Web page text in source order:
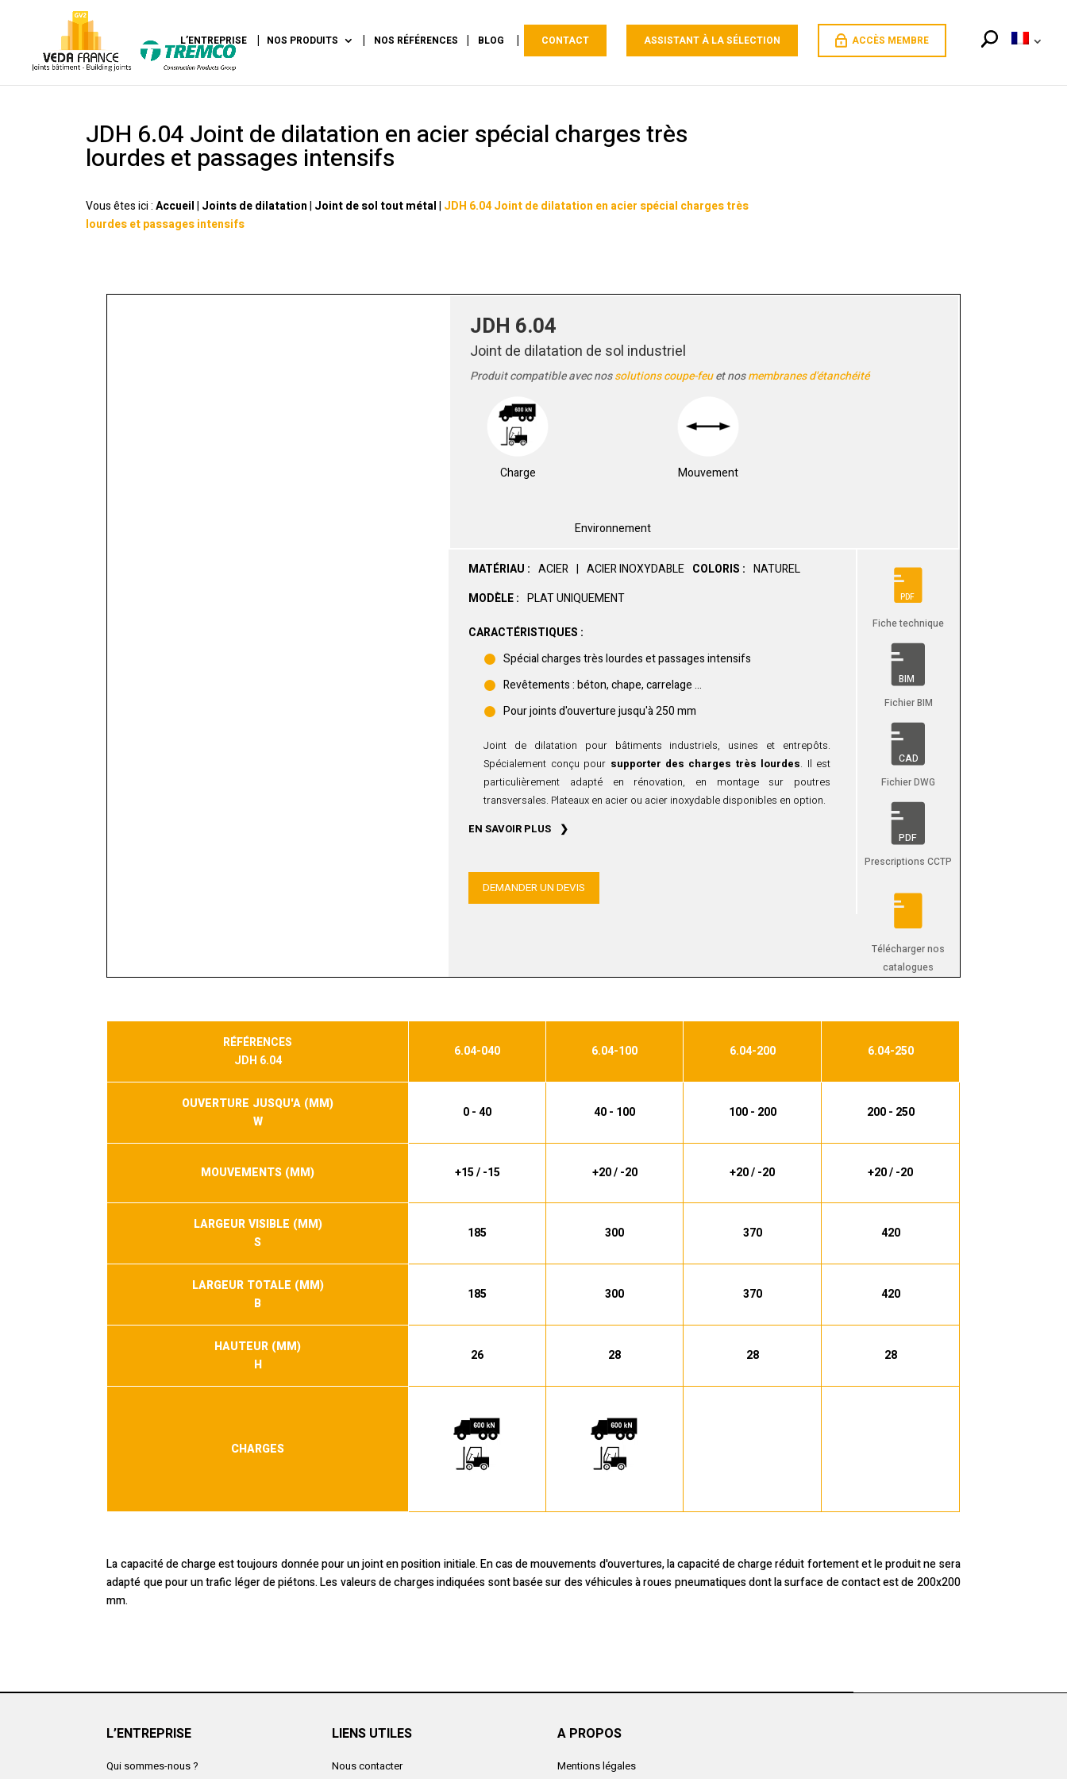
L’ENTREPRISE NOS PRODUITS NOS RÉFÉRENCES BLOG CONTACT ASSISTANT À LA SÉLECTION ACCÈS MEMBRE
JDH 6.04 Joint de dilatation en acier spécial charges très
lourdes et passages intensifs
Vous êtes ici :Accueil| Joints de dilatation| Joint de sol tout métal| JDH 6.04 Joint de dilatation en acier spécial charges très
lourdes et passages intensifs
JDH 6.04
Joint de dilatation de sol industriel
Produit compatible avec nossolutions coupe-feuet nosmembranes d'étanchéité
Charge
Environnement
Mouvement
MATÉRIAU : ACIER ACIER INOXYDABLE COLORIS : NATUREL
MODÈLE : PLAT UNIQUEMENT
CARACTÉRISTIQUES :
Spécial charges très lourdes et passages intensifs
Revêtements : béton, chape, carrelage …
Pour joints d'ouverture jusqu'à 250 mm
Joint de dilatation pour bâtiments industriels, usines et entrepôts.
Spécialement conçu pour supporter des charges très lourdes. Il est
particulièrement adapté en rénovation, en montage sur poutres
transversales. Plateaux en acier ou acier inoxydable disponibles en option.
EN SAVOIR PLUS
Adapté pourcharges lourdes jusqu’à 19 tonnes
chariots élévateurs à roues dures (Vulkolan), poids lourds, transpalettes et
correct dans le joint et le modèle JDH 6.04 L dispose d’un support central
fixation de ces profilés est primordiale, veuillez nous consulter pour les
DEMANDER UN DEVIS
PDF
Fiche technique
BIM
Fichier BIM
CAD
Fichier DWG
PDF
Prescriptions CCTP
Télécharger nos
catalogues
RÉFÉRENCES
JDH 6.04
6.04-040 6.04-100 6.04-200 6.04-250
OUVERTURE JUSQU'A (MM)
W
0 - 40 40 - 100 100 - 200 200 - 250
MOUVEMENTS (MM) +15 / -15 +20 / -20 +20 / -20 +20 / -20
LARGEUR VISIBLE (MM)
S
185 300 370 420
LARGEUR TOTALE (MM)
B
185 300 370 420
HAUTEUR (MM)
H
26 28 28 28
CHARGES
La capacité de charge est toujours donnée pour un joint en position initiale. En cas de mouvements d'ouvertures, la capacité de charge réduit fortement et le produit ne sera
adapté que pour un trafic léger de piétons. Les valeurs de charges indiquées sont basée sur des véhicules à roues pneumatiques dont la surface de contact est de 200x200
mm.
L’ENTREPRISE
Qui sommes-nous ?
LIENS UTILES
Nous contacter
A PROPOS
Mentions légales